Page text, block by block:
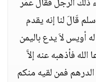
ذلك الرجل فقال عُمَر
قَالَ لنا إنه يقدم
أويس لاَ يدع باليمن
فأذهبه عنه إلاَّ
فمن لقيه منكم